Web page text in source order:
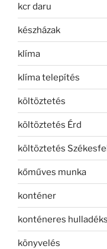
kcr daru
készházak
klíma
klíma telepítés
költöztetés
költöztetés Érd
költöztetés
kőműves munka
konténer
konténeres
könyvelés